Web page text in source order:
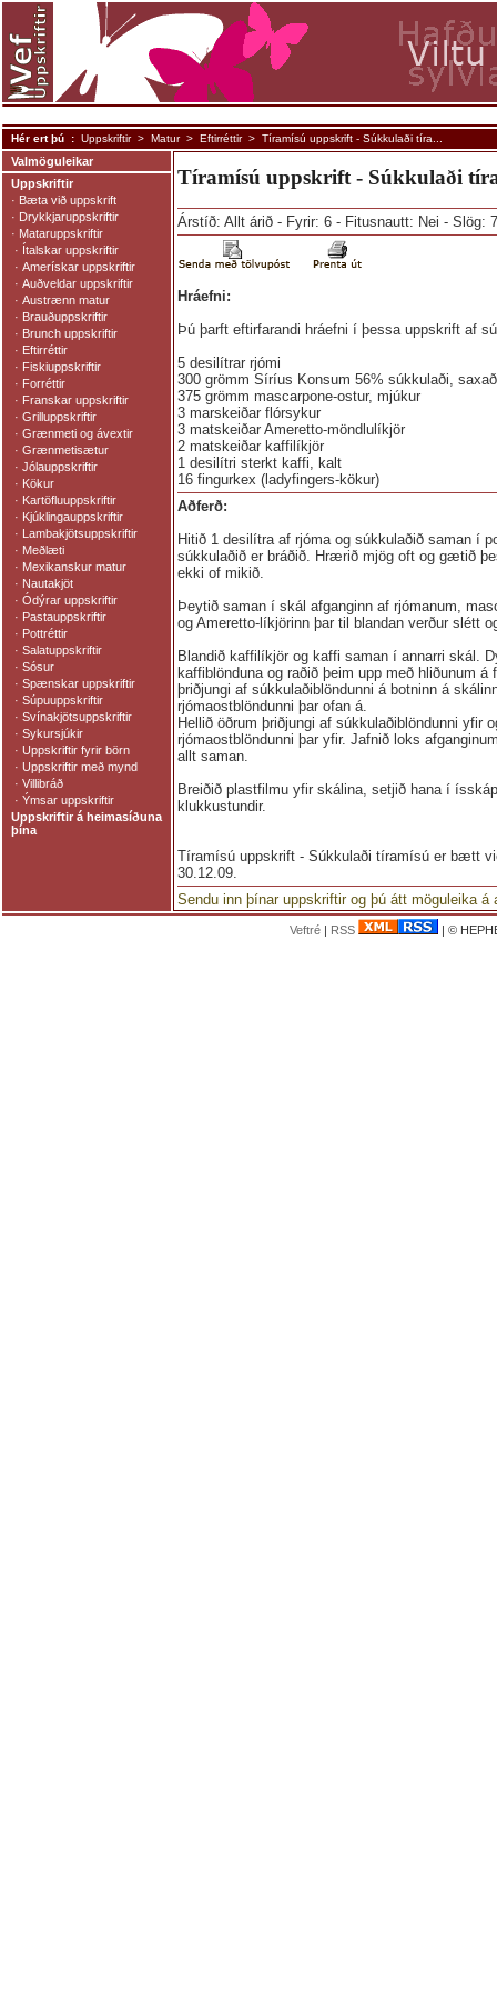
Tíramísú uppskrift - Súkkulaði
Árstíð: Allt árið - Fyrir: 6 - Fitusnautt: Nei - Slög:
Hráefni:
Þú þarft eftirfarandi hráefni í þessa uppskrift af
5 desilítrar rjómi
300 grömm Síríus Konsum 56% súkkulaði, saxað
375 grömm mascarpone-ostur, mjúkur
3 marskeiðar flórsykur
3 matskeiðar Ameretto-möndlulíkjör
2 matskeiðar kaffilíkjör
1 desilítri sterkt kaffi, kalt
16 fingurkex (ladyfingers-kökur)
Aðferð:
Hitið 1 desilítra af rjóma og súkkulaðið saman í
súkkulaðið er bráðið. Hrærið mjög oft og gætið
ekki of mikið.
Þeytið saman í skál afganginn af rjómanum,
og Ameretto-líkjörinn þar til blandan verður slétt
Blandið kaffilíkjör og kaffi saman í annarri skál.
kaffiblönduna og raðið þeim upp með hliðunum á
þriðjungi af súkkulaðiblöndunni á botninn á
rjómaostblöndunni þar ofan á.
Hellið öðrum þriðjungi af súkkulaðiblöndunni yfir
rjómaostblöndunni þar yfir. Jafnið loks
allt saman.
Breiðið plastfilmu yfir skálina, setjið hana í
klukkustundir.
Tíramísú uppskrift - Súkkulaði tíramísú er bætt
30.12.09.
Sendu inn þínar uppskriftir og þú átt möguleika
Valmöguleikar
Uppskriftir
· Bæta við uppskrift
· Drykkjaruppskriftir
· Mataruppskriftir
· Ítalskar uppskriftir
· Amerískar uppskriftir
· Auðveldar uppskriftir
· Austrænn matur
· Brauðuppskriftir
· Brunch uppskriftir
· Eftirréttir
· Fiskiuppskriftir
· Forréttir
· Franskar uppskriftir
· Grilluppskriftir
· Grænmeti og ávextir
· Grænmetisætur
· Jólauppskriftir
· Kökur
· Kartöfluuppskriftir
· Kjúklingauppskriftir
· Lambakjötsuppskriftir
· Meðlæti
· Mexikanskur matur
· Nautakjöt
· Ódýrar uppskriftir
· Pastauppskriftir
· Pottréttir
· Salatuppskriftir
· Sósur
· Spænskar uppskriftir
· Súpuuppskriftir
· Svínakjötsuppskriftir
· Sykursjúkir
· Uppskriftir fyrir börn
· Uppskriftir með mynd
· Villibráð
· Ýmsar uppskriftir
Uppskriftir á heimasíðuna
þína
Veftré| RSS | ©
Hér ert þú : Uppskriftir > Matur > Eftirréttir > Tíramísú uppskrift - Súkkulaði tíra...